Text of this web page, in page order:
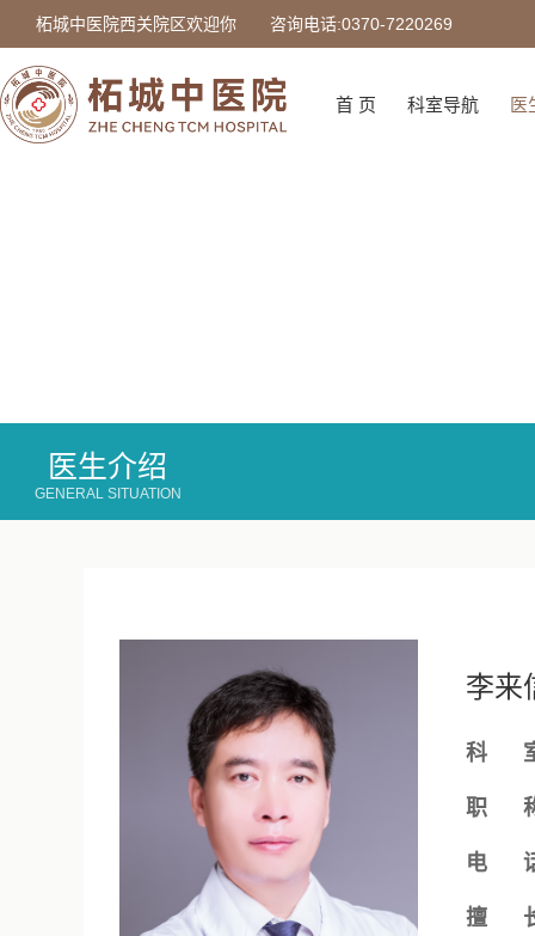
柘城中医院西关院区欢迎你 咨询电话:0370-7220269
首 页 科室导航 医
医生介绍
GENERAL SITUATION
李来
科
职
电
擅